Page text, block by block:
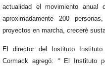
actualidad el movimiento
aproximadamente 200
proyectos en marcha, creceré
El director del Instituto
Cormack agregó: “ El Instituto